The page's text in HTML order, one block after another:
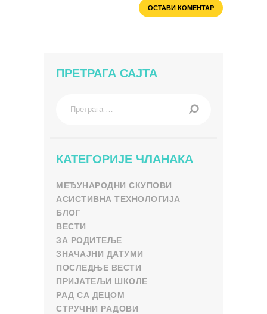
ПРЕТРАГА САЈТА
КАТЕГОРИЈЕ ЧЛАНАКА
МЕЂУНАРОДНИ СКУПОВИ
АСИСТИВНА ТЕХНОЛОГИЈА
БЛОГ
ВЕСТИ
ЗА РОДИТЕЉЕ
ЗНАЧАЈНИ ДАТУМИ
ПОСЛЕДЊЕ ВЕСТИ
ПРИЈАТЕЉИ ШКОЛЕ
РАД СА ДЕЦОМ
СТРУЧНИ РАДОВИ